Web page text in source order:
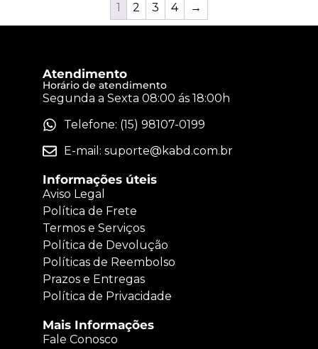
1 2 3 4 →
Atendimento
Horário de atendimento
Segunda a Sexta 08:00 ás 18:00h
Telefone: (15) 98107-0199
E-mail: suporte@kabd.com.br
Informações úteis
Aviso Legal
Política de Frete
Termos e Serviços
Política de Devolução
Políticas de Reembolso
Prazos e Entregas
Política de Privacidade
Mais Informações
Fale Conosco